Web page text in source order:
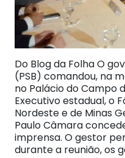
Do Blog da Folha O
(PSB) comandou, na
no Palácio do Campo
Executivo estadual, o
Nordeste e de Minas
Paulo Câmara
imprensa. O gestor
durante a reunião, os